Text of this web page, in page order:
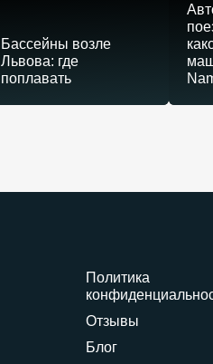
Бассейны возле
Львова: где
поплавать
Политика
Отзывы
Блог